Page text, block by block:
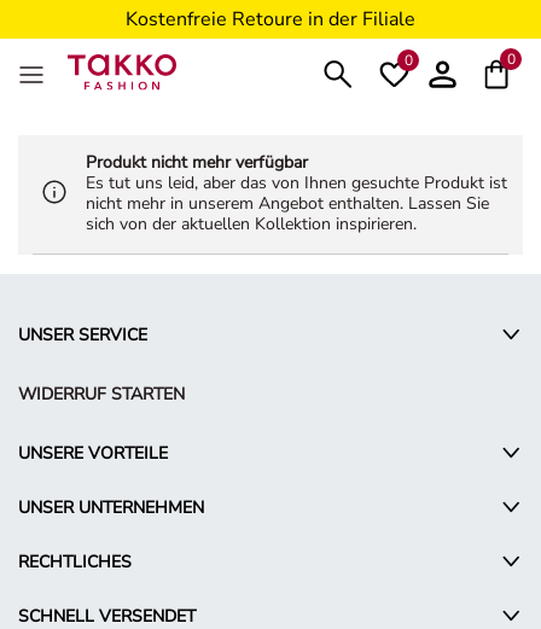
Kostenfreie Retoure in der Filiale
5€ Gutschein nach Registrierung*
0 0
Produkt nicht mehr verfügbar
Es tut uns leid, aber das von Ihnen gesuchte Produkt ist
nicht mehr in unserem Angebot enthalten. Lassen Sie
sich von der aktuellen Kollektion inspirieren.
UNSER SERVICE
WIDERRUF STARTEN
UNSERE VORTEILE
UNSER UNTERNEHMEN
RECHTLICHES
SCHNELL VERSENDET